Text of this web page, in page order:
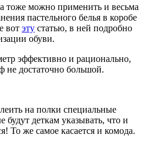
тоже можно применить и весьма
пастельного белья в коробе
вот эту статью, в ней подробно
обуви.
эффективно и рационально,
не достаточно большой.
на полки специальные
деткам указывать, что и
То же самое касается и комода.